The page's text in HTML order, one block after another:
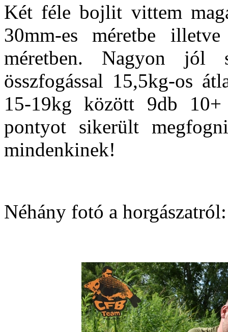
Két féle bojlit vittem
30mm-es méretbe
méretben. Nagyon jól
összfogással 15,5kg-os
15-19kg között 9db
pontyot sikerült
mindenkinek!
Néhány fotó a horgászatról: